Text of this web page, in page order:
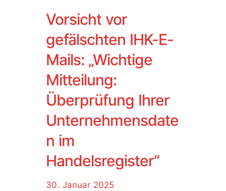
Vorsicht vor
gefälschten IHK-E-
Mails: „Wichtige
Mitteilung:
Überprüfung Ihrer
Unternehmensdate
n im
Handelsregister“
30. Januar 2025